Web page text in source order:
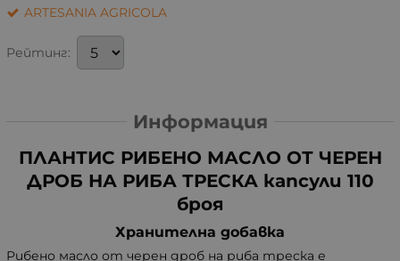
ARTESANIA AGRICOLA
Рейтинг:
Информация
ПЛАНТИС РИБЕНО МАСЛО ОТ ЧЕРЕН
ДРОБ НА РИБА ТРЕСКА капсули 110
броя
Хранителна добавка
Рибено масло от черен дроб на риба треска е